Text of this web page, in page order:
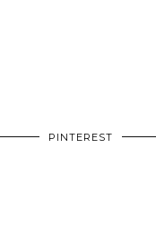
PINTEREST